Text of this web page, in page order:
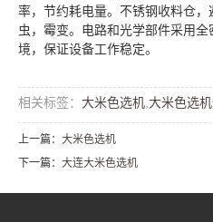
率，节约耗电量。不锈钢收料仓
虫，霉变。电路和光学部件采用
境，保证设备工作稳定。
相关标签： 大米色选机 大米色选
上一篇： 大米色选机
下一篇： 大连大米色选机